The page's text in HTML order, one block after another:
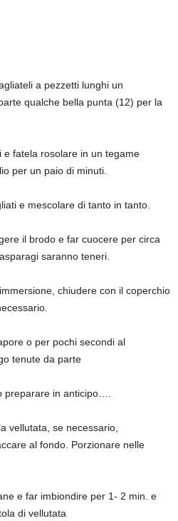
a pezzetti lunghi un
qualche bella punta (12) per la
e fatela rosolare in un tegame
per un paio di minuti.
e mescolare di tanto in tanto.
il brodo e far cuocere per circa
saranno teneri.
chiudere con il coperchio
o per pochi secondi al
tenute da parte
preparare in anticipo….
vellutata, se necessario,
al fondo. Porzionare nelle
e far imbiondire per 1- 2 min. e
di vellutata